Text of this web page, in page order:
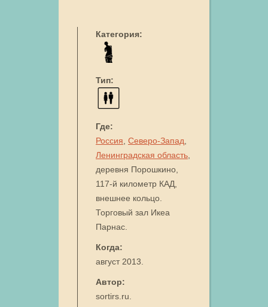
Категория:
Тип:
Где:
Россия Северо-Запад
Ленинградская область
деревня Порошкино,
117-й километр КАД,
внешнее кольцо.
Торговый зал Икеа
Парнас.
Когда:
август 2013.
Автор:
sortirs.ru.